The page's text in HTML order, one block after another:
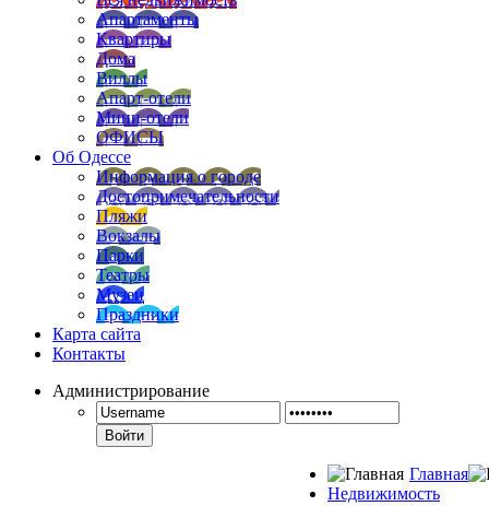
Апартаменты
Квартиры
Дома
Виллы
Апарт-отели
Мини-отели
ОФИСЫ
Об Одессе
Информация о городе
Достопримечательности
Пляжи
Вокзалы
Парки
Театры
Музеи
Праздники
Карта сайта
Контакты
Администрирование
Войти
Главная
Недвижимость